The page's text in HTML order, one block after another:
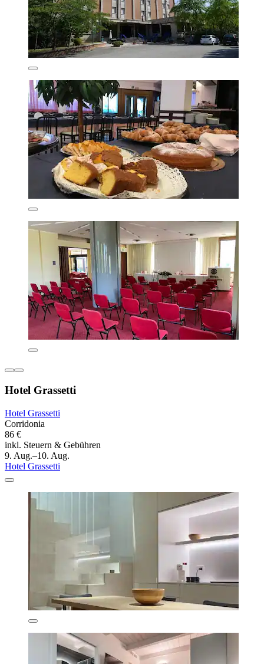
Hotel Grassetti
Hotel Grassetti
Corridonia
86 €
inkl. Steuern & Gebühren
9. Aug.–10. Aug.
Hotel Grassetti